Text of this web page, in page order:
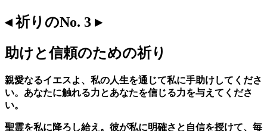
◂ 祈りのNo. 3 ▸
助けと信頼のための祈り
親愛なるイエスよ、私の人生を通じて私に手助けしてくださ
い。あなたに触れる力とあなたを信じる力を与えてくださ
い。
聖霊を私に降ろし給え。彼が私に明確さと自信を授けて、毎